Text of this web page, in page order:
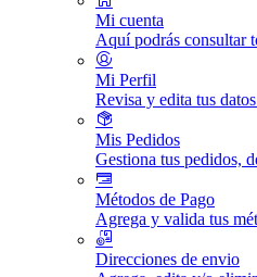
Mi cuenta
Aquí podrás consultar
Mi Perfil
Revisa y edita tus
Mis Pedidos
Gestiona tus pedidos,
Métodos de Pago
Agrega y valida tus
Direcciones de envio